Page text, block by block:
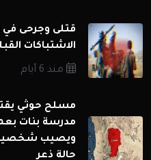
قتلى وجرحى في
الاشتباكات
منذ 6 أيام
مسلح حوثي
مدرسة بنات
ويصيب
حالة ذعر